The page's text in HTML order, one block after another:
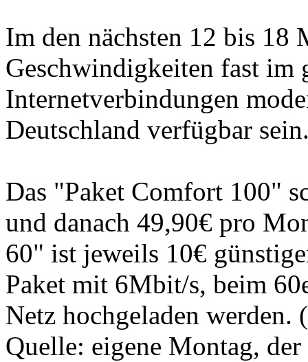
Im den nächsten 12 bis 18
Geschwindigkeiten fast im
Internetverbindungen
Deutschland verfügbar
Das "Paket Comfort 100"
und danach 49,90€ pro
60" ist jeweils 10€
Paket mit 6Mbit/s, beim
Netz hochgeladen werden. (
Quelle: eigene Montag,